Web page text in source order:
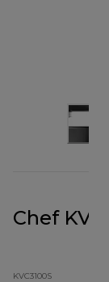
Chef
KVC3100S